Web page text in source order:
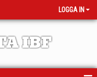
LOGGA IN
IBF